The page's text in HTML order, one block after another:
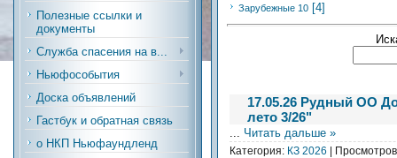
Полезные ссылки и
документы
Служба спасения на в...
Ньюфособытия
Доска объявлений
Гастбук и обратная связь
о НКП Ньюфаундленд
Зарубежные 10 [4]
17.05.26 Рудный ОО
лето 3/26"
Читать дальше »
Категория: КЗ 2026 |